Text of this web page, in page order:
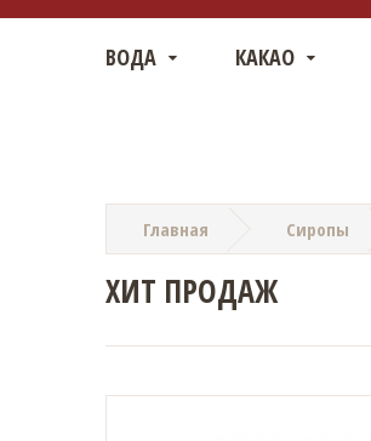
ВОДА КАКАО
Главная Сиропы
ХИТ ПРОДАЖ